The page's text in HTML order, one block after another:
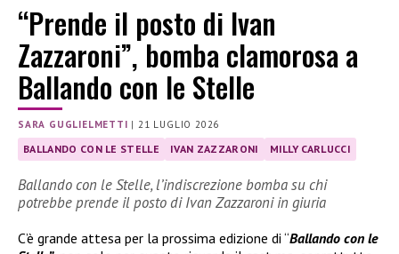
“Prende il posto di Ivan
Zazzaroni”, bomba clamorosa a
Ballando con le Stelle
SARA GUGLIELMETTI |21 LUGLIO 2026
BALLANDO CON LE STELLE IVAN ZAZZARONI MILLY CARLUCCI
Ballando con le Stelle, l’indiscrezione bomba su chi
potrebbe prende il posto di Ivan Zazzaroni in giuria
C’è grande attesa per la prossima edizione di “Ballando con le